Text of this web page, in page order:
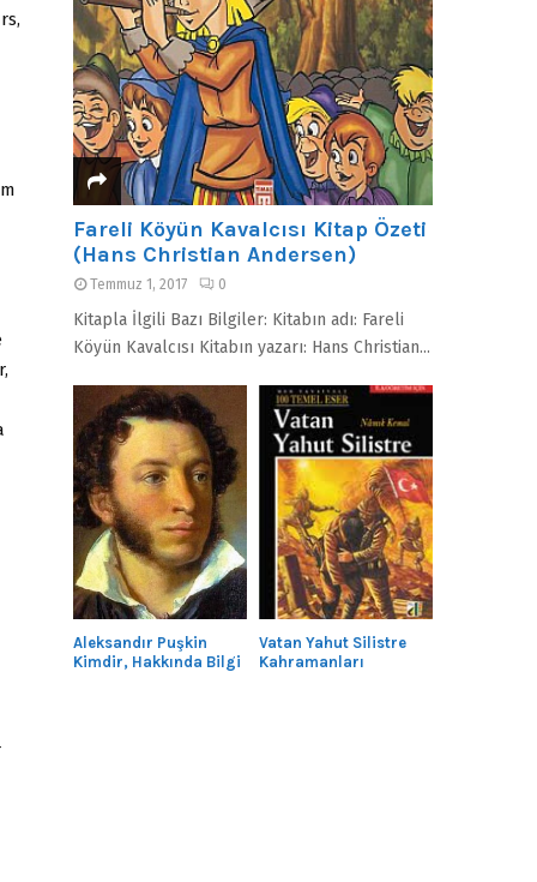
Fareli Köyün Kavalcısı Kitap Özeti
(Hans Christian Andersen)
Temmuz 1, 2017 0
Kitapla İlgili Bazı Bilgiler: Kitabın adı: Fareli
Köyün Kavalcısı Kitabın yazarı: Hans Christian...
Aleksandır Puşkin
Kimdir, Hakkında Bilgi
Vatan Yahut Silistre
Kahramanları